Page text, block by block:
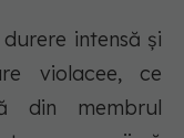
intensă şi
violacee, ce
din membrul